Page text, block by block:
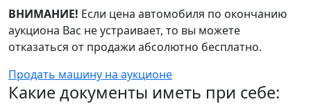
ВНИМАНИЕ! Если цена автомобиля по окончанию
аукциона Вас не устраивает, то вы можете
отказаться от продажи абсолютно бесплатно.
Продать машину на аукционе
Какие документы иметь при себе: